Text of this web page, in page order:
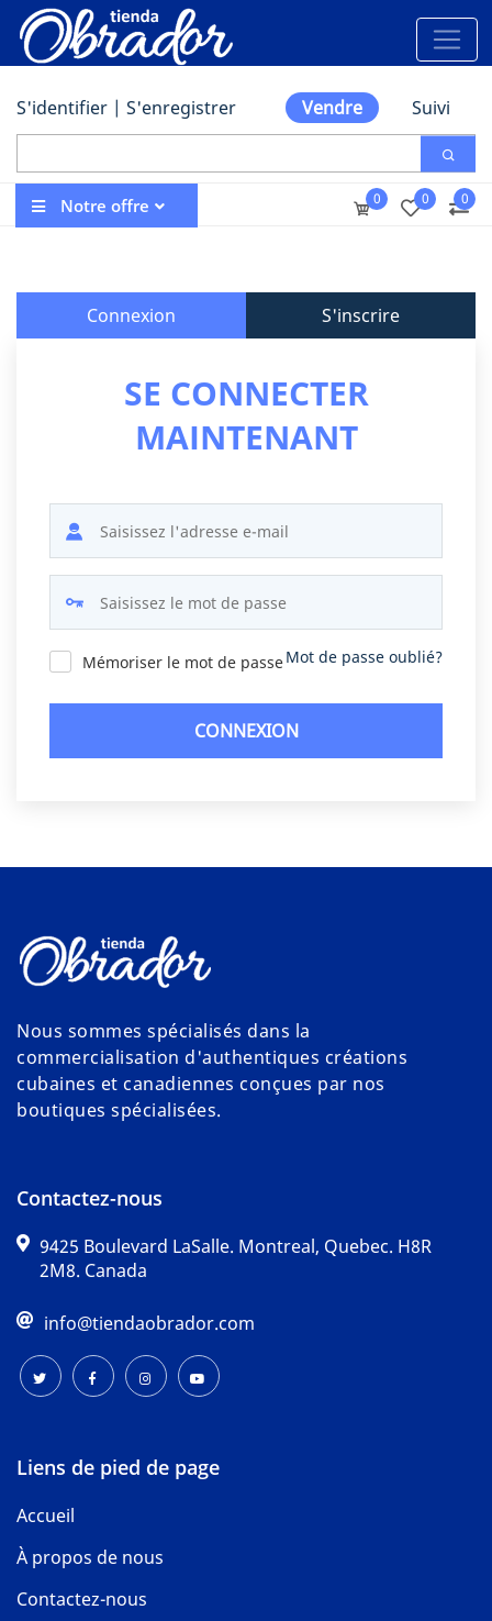
S'identifier | S'enregistrer Vendre Suivi
0 0 0
Notre offre
Connexion S'inscrire
SE CONNECTER
MAINTENANT
Mémoriser le mot de passeMot de passe oublié?
CONNEXION
Nous sommes spécialisés dans la
commercialisation d'authentiques créations
cubaines et canadiennes conçues par nos
boutiques spécialisées.
Contactez-nous
9425 Boulevard LaSalle. Montreal, Quebec. H8R
2M8. Canada
info@tiendaobrador.com
Liens de pied de page
Accueil
À propos de nous
Contactez-nous